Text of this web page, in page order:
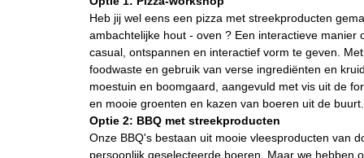
Heb jij wel eens een pizza met streekproducten
ambachtelijke hout - oven ? Een interactieve manier
casual, ontspannen en interactief vorm te geven.
foodwaste en gebruik van verse ingrediënten en
moestuin en boomgaard, aangevuld met vis uit de
en mooie groenten en kazen van boeren uit de buurt.
Optie 2: BBQ met streekproducten
Onze BBQ's bestaan uit mooie vleesproducten van
persoonlijk geselecteerde boeren. Maar we hebben